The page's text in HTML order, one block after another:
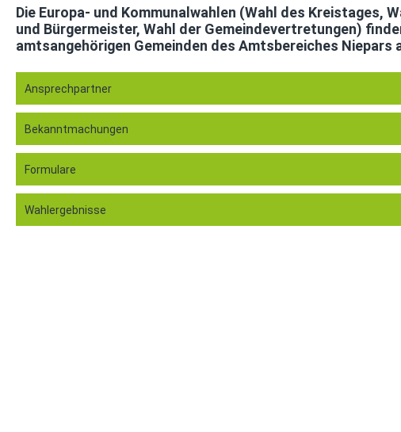
Die Europa- und Kommunalwahlen (Wahl des Kreistages,
und Bürgermeister, Wahl der Gemeindevertretungen)
amtsangehörigen Gemeinden des Amtsbereiches Niepars
Ansprechpartner
Bekanntmachungen
Formulare
Wahlergebnisse